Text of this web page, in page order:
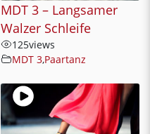
MDT 3 – Langsamer
Walzer Schleife
125views
MDT 3,Paartanz